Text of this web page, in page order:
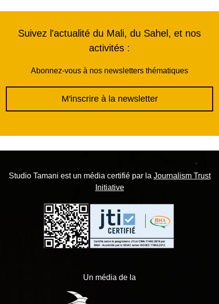
Suivez l'actualité du Mali, du Sahel, et nos
activités :
Abonnez-vous à nos newsletters thématiques
M'inscrire à la newsletter
Studio Tamani est un média certifié par la Journalism Trust
Initiative
Un média de la